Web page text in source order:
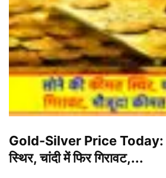
Gold-Silver Price Today:
स्थिर, चांदी में फिर गिरावट,...